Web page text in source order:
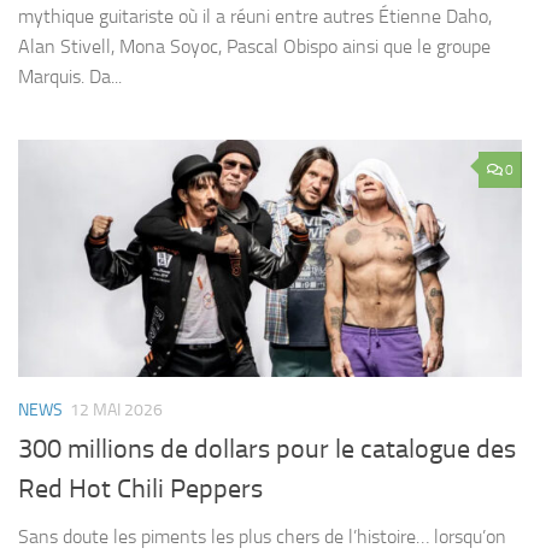
mythique guitariste où il a réuni entre autres Étienne Daho,
Alan Stivell, Mona Soyoc, Pascal Obispo ainsi que le groupe
Marquis. Da...
0
NEWS 12 MAI 2026
300 millions de dollars pour le catalogue des
Red Hot Chili Peppers
Sans doute les piments les plus chers de l’histoire… lorsqu’on